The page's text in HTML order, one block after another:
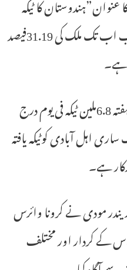
موازانہ“۔اس چارٹ کے بموجب اب تک ملک کی 31.19فیصد
ہے۔
اس میں دعوی کیاگیا ہے کہ پچھلے ہفتہ 6.8ملین ٹیکہ فی یوم درج
اہل آبادی کوٹیکہ یافتہ
مودی نے کرونا وائرس
کے کردار اور مختلف